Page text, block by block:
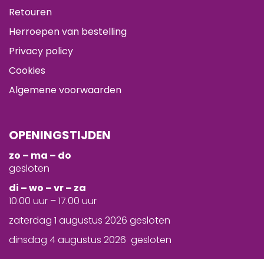
Retouren
Herroepen van bestelling
Privacy policy
Cookies
Algemene voorwaarden
OPENINGSTIJDEN
zo – ma – do
gesloten
di – wo – vr – za
10.00 uur – 17.00 uur
zaterdag 1 augustus 2026 gesloten
dinsdag 4 augustus 2026 gesloten